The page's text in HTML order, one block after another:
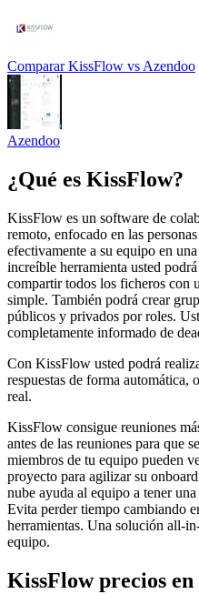
Comparar KissFlow vs Azendoo
Azendoo
¿Qué es KissFlow?
KissFlow es un software de
remoto, enfocado en las
efectivamente a su equipo en
increíble herramienta usted
compartir todos los ficheros con
simple. También podrá crear
públicos y privados por roles.
completamente informado de
Con KissFlow usted podrá
respuestas de forma automática,
real.
KissFlow consigue reuniones
antes de las reuniones para que
miembros de tu equipo pueden
proyecto para agilizar su
nube ayuda al equipo a tener
Evita perder tiempo cambiando
herramientas. Una solución all-
equipo.
KissFlow precios en